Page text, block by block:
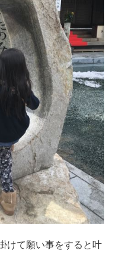
けて願い事をすると叶